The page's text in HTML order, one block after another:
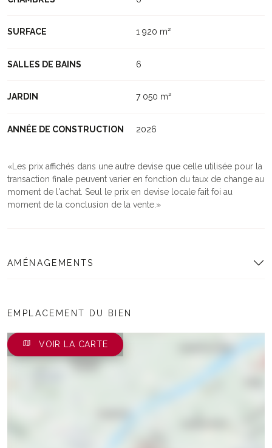
SURFACE 1 920 m²
SALLES DE BAINS 6
JARDIN 7 050 m²
ANNÉE DE CONSTRUCTION 2026
Les prix affichés dans une autre devise que celle utilisée pour la
transaction finale peuvent varier en fonction du taux de change au
moment de l'achat. Seul le prix en devise locale fait foi au
moment de la conclusion de la vente.
AMÉNAGEMENTS
EMPLACEMENT DU BIEN
VOIR LA CARTE